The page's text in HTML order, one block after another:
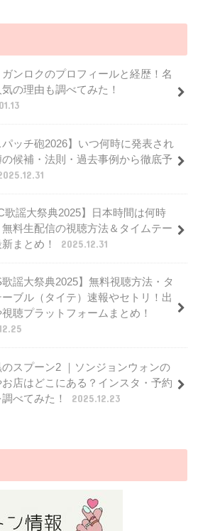
ンロクのプロフィールと経歴！名
の理由も調べてみた！
パッチ砲2026】いつ何時に発表され
の候補・法則・過去事例から徹底予
歌謡大祭典2025】日本時間は何時
無料生配信の視聴方法＆タイムテー
まとめ！
2025.12.31
歌謡大祭典2025】無料視聴方法・タ
ーブル（タイテ）速報やセトリ！出
聴プラットフォームまとめ！
のスプーン2 ｜ソンジョンウォンの
店はどこにある？インスタ・予約
べてみた！
2025.12.23